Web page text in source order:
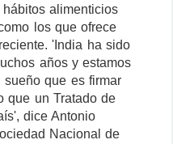
alimenticios
los que ofrece
'India ha sido
años y estamos
sueño que es firmar
que un Tratado de
dice Antonio
Nacional de